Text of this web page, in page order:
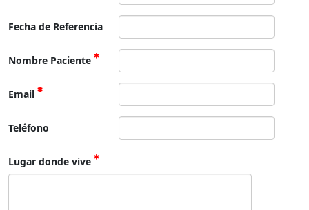
Fecha de Referencia
Nombre Paciente
Email
Teléfono
Lugar donde vive